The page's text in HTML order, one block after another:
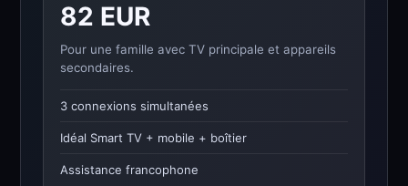
82 EUR
Pour une famille avec TV principale et appareils
secondaires.
3 connexions simultanées
Idéal Smart TV + mobile + boîtier
Assistance francophone